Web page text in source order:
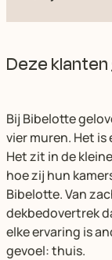
Deze klanten
Bij Bibelotte
vier muren. Het
Het zit in de
hoe zij hun
Bibelotte. Van
dekbedovertrek
elke ervaring is
gevoel: thuis.